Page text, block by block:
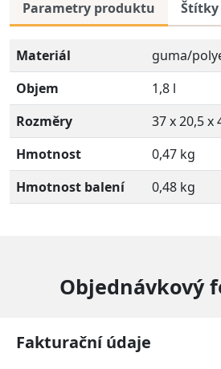
Parametry produktu Štítky
Materiál
guma/
Objem
1,8 l
Rozměry
37 x 20,5 x
Hmotnost
0,47 kg
Hmotnost balení
0,48 kg
Objednávkový
Fakturační údaje